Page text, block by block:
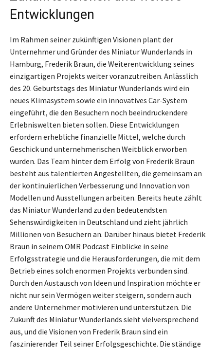
Entwicklungen
Im Rahmen seiner zukünftigen Visionen plant der
Unternehmer und Gründer des Miniatur Wunderlands in
Hamburg, Frederik Braun, die Weiterentwicklung seines
einzigartigen Projekts weiter voranzutreiben. Anlässlich
des 20. Geburtstags des Miniatur Wunderlands wird ein
neues Klimasystem sowie ein innovatives Car-System
eingeführt, die den Besuchern noch beeindruckendere
Erlebniswelten bieten sollen. Diese Entwicklungen
erfordern erhebliche finanzielle Mittel, welche durch
Geschick und unternehmerischen Weitblick erworben
wurden. Das Team hinter dem Erfolg von Frederik Braun
besteht aus talentierten Angestellten, die gemeinsam an
der kontinuierlichen Verbesserung und Innovation von
Modellen und Ausstellungen arbeiten. Bereits heute zählt
das Miniatur Wunderland zu den bedeutendsten
Sehenswürdigkeiten in Deutschland und zieht jährlich
Millionen von Besuchern an. Darüber hinaus bietet Frederik
Braun in seinem OMR Podcast Einblicke in seine
Erfolgsstrategie und die Herausforderungen, die mit dem
Betrieb eines solch enormen Projekts verbunden sind.
Durch den Austausch von Ideen und Inspiration möchte er
nicht nur sein Vermögen weiter steigern, sondern auch
andere Unternehmer motivieren und unterstützen. Die
Zukunft des Miniatur Wunderlands sieht vielversprechend
aus, und die Visionen von Frederik Braun sind ein
faszinierender Teil seiner Erfolgsgeschichte. Die ständige